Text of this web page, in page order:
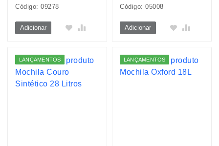
Código: 09278
Adicionar
Código: 05008
Adicionar
LANÇAMENTOS LANÇAMENTOS